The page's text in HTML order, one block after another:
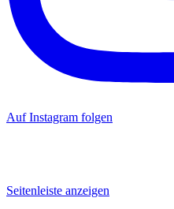
Auf Instagram folgen
Seitenleiste anzeigen